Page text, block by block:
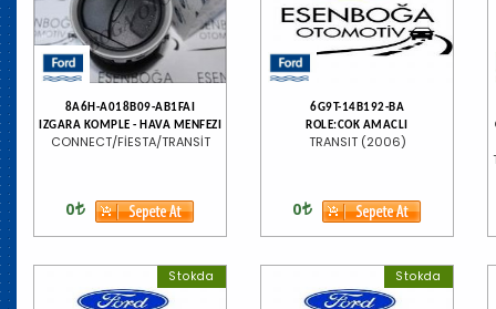
8A6H-A018B09-AB1FAI
IZGARA KOMPLE - HAVA MENFEZI
CONNECT/FİESTA/TRANSİT
0
6G9T-14B192-BA
ROLE:COK AMACLI
TRANSIT (2006)
0
Stokda Stokda